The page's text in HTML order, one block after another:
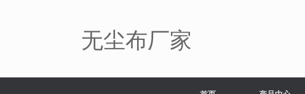
无尘布厂家